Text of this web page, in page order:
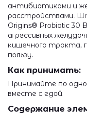
антибиотиками и
расстройствами.
Origins® Probiotic 30
агрессивных
кишечного тракта,
пользу.
Как принимать:
Принимайте по
вместе с едой.
Содержание